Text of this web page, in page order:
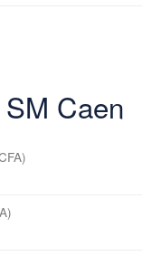
Caen